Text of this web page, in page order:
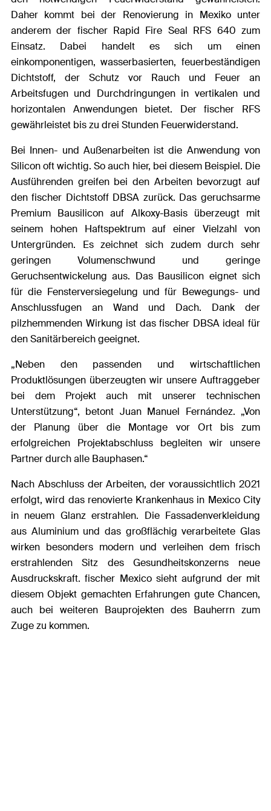
Daher kommt bei der Renovierung in Mexiko unter
anderem der fischer Rapid Fire Seal RFS 640 zum
Einsatz. Dabei handelt es sich um einen
einkomponentigen, wasserbasierten, feuerbeständigen
Dichtstoff, der Schutz vor Rauch und Feuer an
Arbeitsfugen und Durchdringungen in vertikalen und
horizontalen Anwendungen bietet. Der fischer RFS
gewährleistet bis zu drei Stunden Feuerwiderstand.
Bei Innen- und Außenarbeiten ist die Anwendung von
Silicon oft wichtig. So auch hier, bei diesem Beispiel. Die
Ausführenden greifen bei den Arbeiten bevorzugt auf
den fischer Dichtstoff DBSA zurück. Das geruchsarme
Premium Bausilicon auf Alkoxy-Basis überzeugt mit
seinem hohen Haftspektrum auf einer Vielzahl von
Untergründen. Es zeichnet sich zudem durch sehr
geringen Volumenschwund und geringe
Geruchsentwickelung aus. Das Bausilicon eignet sich
für die Fensterversiegelung und für Bewegungs- und
Anschlussfugen an Wand und Dach. Dank der
pilzhemmenden Wirkung ist das fischer DBSA ideal für
den Sanitärbereich geeignet.
„Neben den passenden und wirtschaftlichen
Produktlösungen überzeugten wir unsere Auftraggeber
bei dem Projekt auch mit unserer technischen
Unterstützung“, betont Juan Manuel Fernández. „Von
der Planung über die Montage vor Ort bis zum
erfolgreichen Projektabschluss begleiten wir unsere
Partner durch alle Bauphasen.“
Nach Abschluss der Arbeiten, der voraussichtlich 2021
erfolgt, wird das renovierte Krankenhaus in Mexico City
in neuem Glanz erstrahlen. Die Fassadenverkleidung
aus Aluminium und das großflächig verarbeitete Glas
wirken besonders modern und verleihen dem frisch
erstrahlenden Sitz des Gesundheitskonzerns neue
Ausdruckskraft. fischer Mexico sieht aufgrund der mit
diesem Objekt gemachten Erfahrungen gute Chancen,
auch bei weiteren Bauprojekten des Bauherrn zum
Zuge zu kommen.